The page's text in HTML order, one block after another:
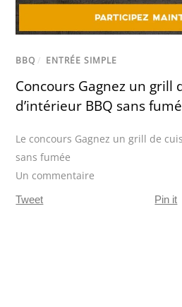
BBQ / ENTRÉE SIMPLE
Concours Gagnez un grill
d’intérieur BBQ sans
Le concours Gagnez un grill de
sans fumée
Un commentaire
Tweet Pin it